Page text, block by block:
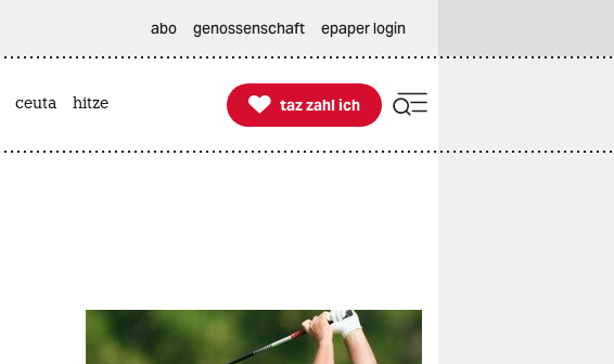
abo genossenschaft epaper login
ceuta hitze 
taz zahl ich
taz zahl ich